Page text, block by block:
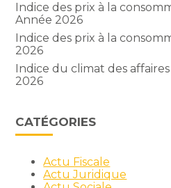
Indice des prix à la
Année 2026
Indice des prix à la
2026
Indice du climat des
2026
CATÉGORIES
Actu Fiscale
Actu Juridique